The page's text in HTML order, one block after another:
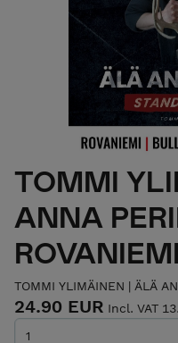
TOMMI
ANNA
TOMMI YLIMÄINEN | ÄLÄ
24.90 EUR Incl. VAT